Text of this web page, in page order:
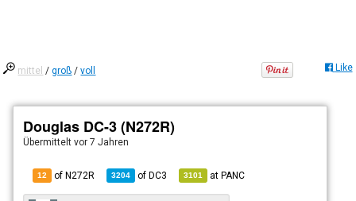
mittel /groß /voll Like
Douglas DC-3 (N272R)
Übermitteltvor 7 Jahren
12 of N272R 3204 ofDC3 3101 atPANC